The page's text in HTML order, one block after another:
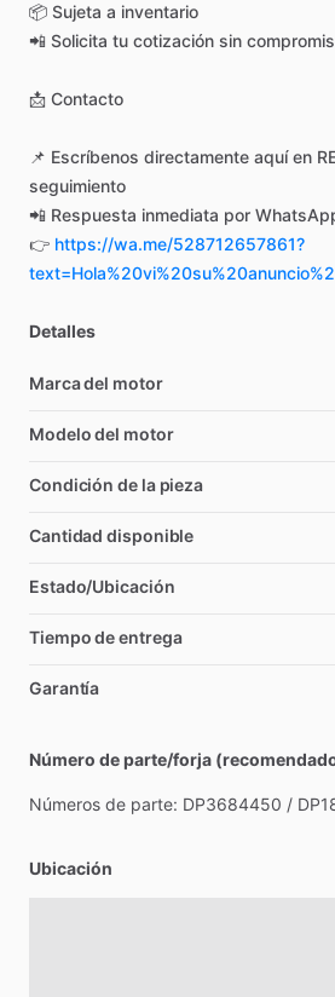
📦 Sujeta a inventario
📲 Solicita tu cotización sin
📩 Contacto
📌 Escríbenos directamente aquí en
seguimiento
📲 Respuesta inmediata por
👉 https://wa.me/528712657861?
Detalles
Marca del motor
Modelo del motor
Condición de la pieza
Cantidad disponible
Estado/Ubicación
Tiempo de entrega
Garantía
Número de parte/forja
Números de parte: DP3684450 ​/​
Ubicación